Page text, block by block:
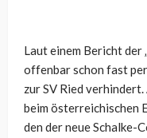
Laut einem Bericht der
offenbar schon fast
zur SV Ried
beim österreichischen
den der neue Schalke-